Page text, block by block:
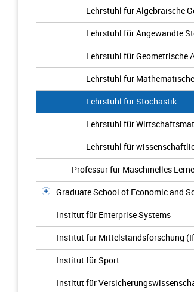
Lehrstuhl für Algebraische
Lehrstuhl für Angewandte
Lehrstuhl für Geometrische
Lehrstuhl für
Lehrstuhl für Stochastik
Lehrstuhl für
Lehrstuhl für
Professur für Maschinelles
Graduate School of Economic and
Institut für Enterprise Systems
Institut für Mittelstandsforschung
Institut für Sport
Institut für